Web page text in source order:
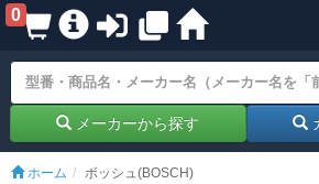
0
メーカーから探す
ホーム ボッシュ(BOSCH)